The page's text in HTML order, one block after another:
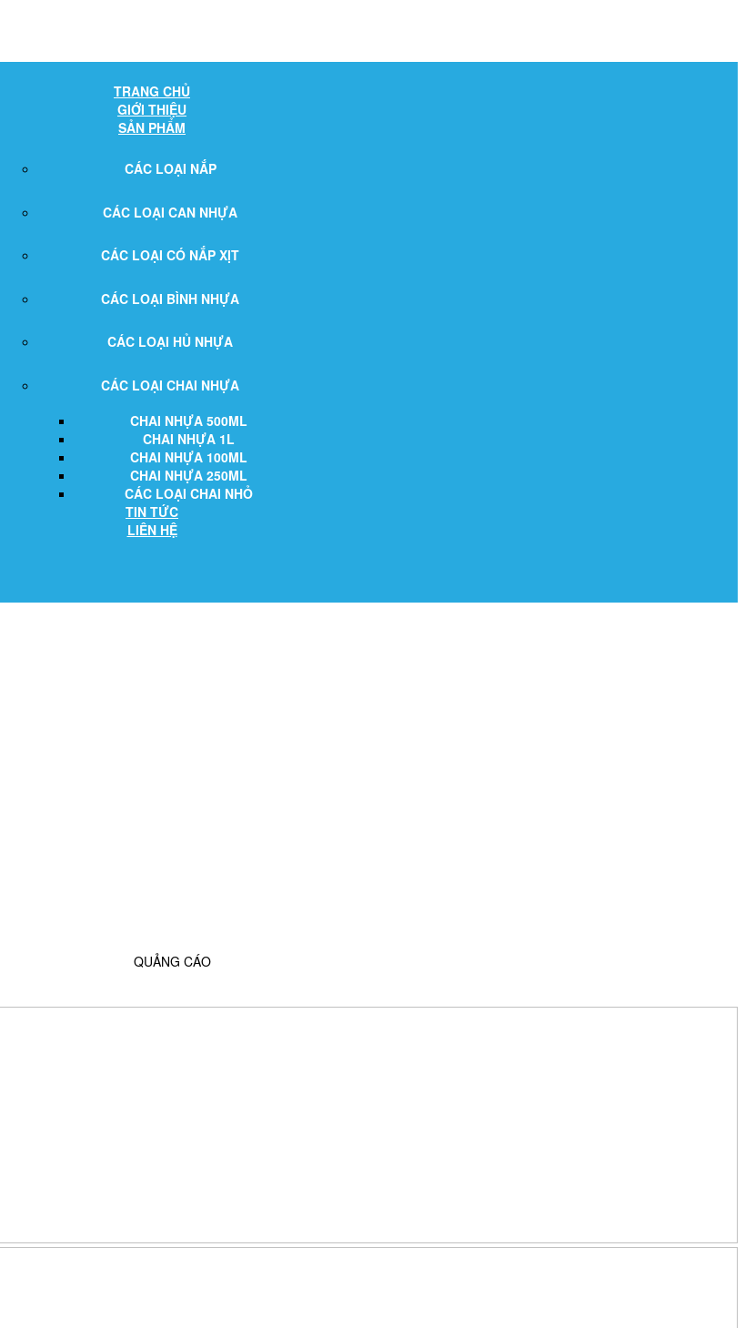
TRANG CHỦ
GIỚI THIỆU
SẢN PHẨM
CÁC LOẠI NẮP
CÁC LOẠI CAN NHỰA
CÁC LOẠI CÓ NẮP XỊT
CÁC LOẠI BÌNH NHỰA
CÁC LOẠI HỦ NHỰA
CÁC LOẠI CHAI NHỰA
CHAI NHỰA 500ML
CHAI NHỰA 1L
CHAI NHỰA 100ML
CHAI NHỰA 250ML
CÁC LOẠI CHAI NHỎ
TIN TỨC
LIÊN HỆ
QUẢNG CÁO